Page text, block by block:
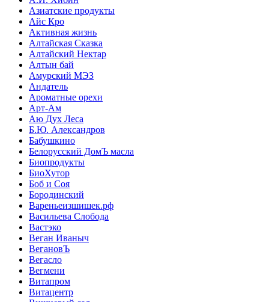
Азиатские продукты
Айс Кро
Активная жизнь
Алтайская Сказка
Алтайский Нектар
Алтын бай
Амурский МЭЗ
Андатель
Ароматные орехи
Арт-Ам
Аю Дух Леса
Б.Ю. Александров
Бабушкино
Белорусский ДомЪ масла
Биопродукты
БиоХутор
Боб и Соя
Бородинский
Вареньеизшишек.рф
Васильева Слобода
Вастэко
Веган Иваныч
ВегановЪ
Вегасло
Вегмени
Витапром
Витацентр